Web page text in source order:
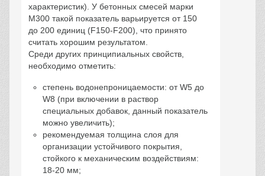
характеристик). У бетонных смесей марки
М300 такой показатель варьируется от 150
до 200 единиц (F150-F200), что принято
считать хорошим результатом.
Среди других принципиальных свойств,
необходимо отметить:
степень водонепроницаемости: от W5 до
W8 (при включении в раствор
специальных добавок, данный показатель
можно увеличить);
рекомендуемая толщина слоя для
организации устойчивого покрытия,
стойкого к механическим воздействиям:
18-20 мм;